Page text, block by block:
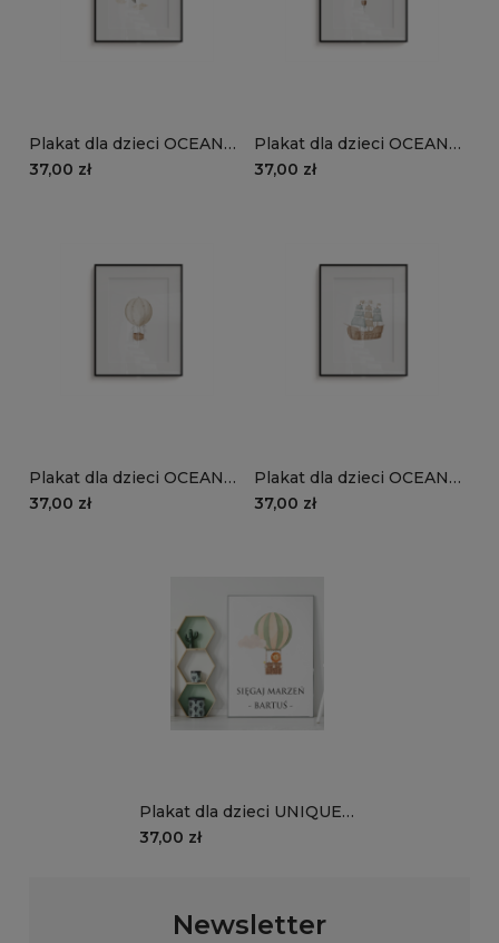
Plakat dla dzieci OCEAN
DREAM wzór D124 |
37,00 zł
Plakat dla dzieci OCEAN
DREAM wzór D123 | balon
37,00 zł
Plakat dla dzieci OCEAN
DREAM wzór D122 |
37,00 zł
Plakat dla dzieci OCEAN
DREAM wzór D122 |
37,00 zł
Plakat dla dzieci UNIQUE
JOURNEY wzór D48 |
37,00 zł
Newsletter